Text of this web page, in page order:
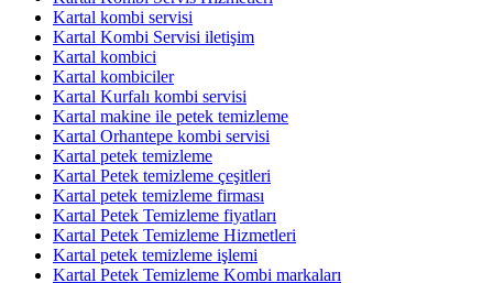
Kartal kombi servisi
Kartal Kombi Servisi iletişim
Kartal kombici
Kartal kombiciler
Kartal Kurfalı kombi servisi
Kartal makine ile petek temizleme
Kartal Orhantepe kombi servisi
Kartal petek temizleme
Kartal Petek temizleme çeşitleri
Kartal petek temizleme firması
Kartal Petek Temizleme fiyatları
Kartal Petek Temizleme Hizmetleri
Kartal petek temizleme işlemi
Kartal Petek Temizleme Kombi markaları